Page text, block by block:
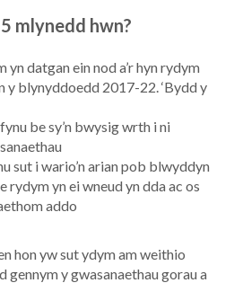
mlynedd hwn?
yn datgan ein nod a’r hyn rydym
y blynyddoedd 2017-22. ‘Bydd y
be sy’n bwysig wrth i ni
sut i wario’n arian pob blwyddyn
yn ei wneud yn dda ac os
addo
hon yw sut ydym am weithio
gennym y gwasanaethau gorau a